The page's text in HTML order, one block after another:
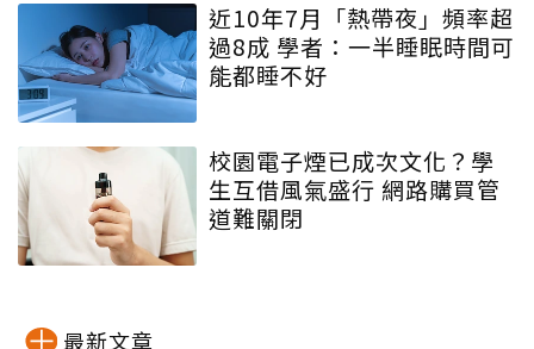
近10年7月「熱帶夜」頻率超
過8成 學者：一半睡眠時間可
能都睡不好
校園電子煙已成次文化？學
生互借風氣盛行 網路購買管
道難關閉
最新文章